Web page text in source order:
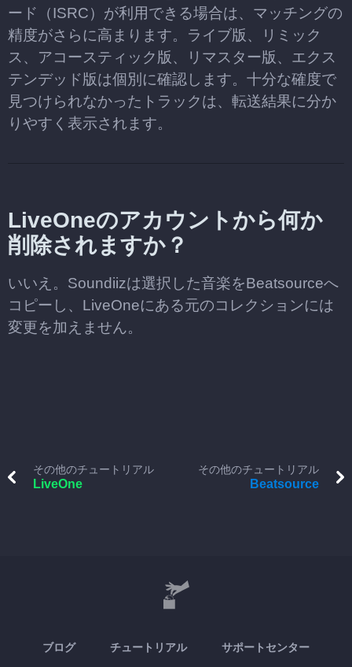
ード（ISRC）が利用できる場合は、マッチングの
精度がさらに高まります。ライブ版、リミック
ス、アコースティック版、リマスター版、エクス
テンデッド版は個別に確認します。十分な確度で
見つけられなかったトラックは、転送結果に分か
りやすく表示されます。
LiveOneのアカウントから何か
削除されますか？
いいえ。Soundiizは選択した音楽をBeatsourceへ
コピーし、LiveOneにある元のコレクションには
変更を加えません。
その他のチュートリアル
LiveOne
その他のチュートリアル
Beatsource
ブログ チュートリアル サポートセンター